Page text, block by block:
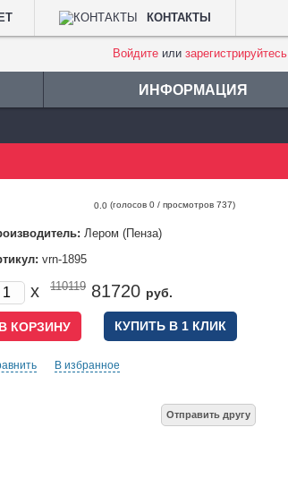
КОНТАКТЫ
Войдите или зарегистрируйтесь
ИНФОРМАЦИЯ
0.0 (голосов 0 / просмотров 737)
Лером (Пенза)
vrn-1895
x 110119 81720 руб.
КУПИТЬ В 1 КЛИК
В избранное